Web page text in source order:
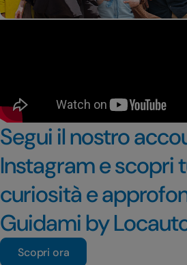
Segui il nostro
Instagram e scopri
curiosità e
Guidami by
Scopri ora